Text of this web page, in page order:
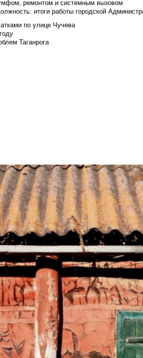
ремонтом и системным вызовом
итоги работы городской
по улице Чучева
Таганрога